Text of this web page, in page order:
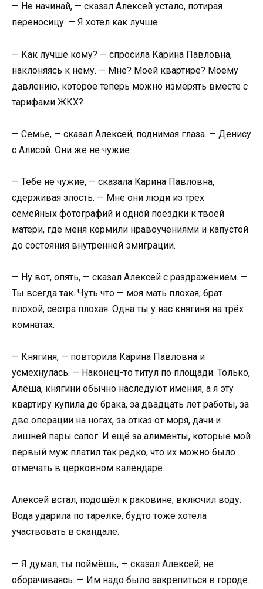
— Не начинай, — сказал Алексей устало, потирая
переносицу. — Я хотел как лучше.
— Как лучше кому? — спросила Карина Павловна,
наклоняясь к нему. — Мне? Моей квартире? Моему
давлению, которое теперь можно измерять вместе с
тарифами ЖКХ?
— Семье, — сказал Алексей, поднимая глаза. — Денису
с Алисой. Они же не чужие.
— Тебе не чужие, — сказала Карина Павловна,
сдерживая злость. — Мне они люди из трёх
семейных фотографий и одной поездки к твоей
матери, где меня кормили нравоучениями и капустой
до состояния внутренней эмиграции.
— Ну вот, опять, — сказал Алексей с раздражением. —
Ты всегда так. Чуть что — моя мать плохая, брат
плохой, сестра плохая. Одна ты у нас княгиня на трёх
комнатах.
— Княгиня, — повторила Карина Павловна и
усмехнулась. — Наконец-то титул по площади. Только,
Алёша, княгини обычно наследуют имения, а я эту
квартиру купила до брака, за двадцать лет работы, за
две операции на ногах, за отказ от моря, дачи и
лишней пары сапог. И ещё за алименты, которые мой
первый муж платил так редко, что их можно было
отмечать в церковном календаре.
Алексей встал, подошёл к раковине, включил воду.
Вода ударила по тарелке, будто тоже хотела
участвовать в скандале.
— Я думал, ты поймёшь, — сказал Алексей, не
оборачиваясь. — Им надо было закрепиться в городе.